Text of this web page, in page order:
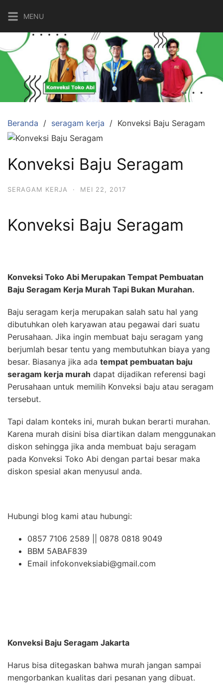
ke
konten
MENU
Beranda seragam kerja Konveksi Baju Seragam
Konveksi Baju Seragam
SERAGAM KERJA · MEI 22, 2017
Konveksi Baju Seragam
Konveksi Toko Abi Merupakan Tempat Pembuatan
Baju Seragam Kerja Murah Tapi Bukan Murahan.
Baju seragam kerja merupakan salah satu hal yang
dibutuhkan oleh karyawan atau pegawai dari suatu
Perusahaan. Jika ingin membuat baju seragam yang
berjumlah besar tentu yang membutuhkan biaya yang
besar. Biasanya jika ada tempat pembuatan baju
seragam kerja murah dapat dijadikan referensi bagi
Perusahaan untuk memilih Konveksi baju atau seragam
tersebut.
Tapi dalam konteks ini, murah bukan berarti murahan.
Karena murah disini bisa diartikan dalam menggunakan
diskon sehingga jika anda membuat baju seragam
pada Konveksi Toko Abi dengan partai besar maka
diskon spesial akan menyusul anda.
Hubungi blog kami atau hubungi:
0857 7106 2589 || 0878 0818 9049
BBM 5ABAF839
Email infokonveksiabi@gmail.com
Konveksi Baju Seragam Jakarta
Harus bisa ditegaskan bahwa murah jangan sampai
mengorbankan kualitas dari pesanan yang dibuat.